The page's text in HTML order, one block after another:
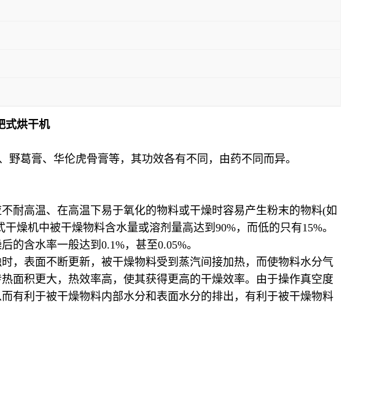
式烘干机
葛膏、华伦虎骨膏等，其功效各有不同，由药不同而异。
耐高温、在高温下易于氧化的物料或干燥时容易产生粉末的物料(如
燥机中被干燥物料含水量或溶剂量高达到90%，而低的只有15%。
含水率一般达到0.1%，甚至0.05%。
，表面不断更新，被干燥物料受到蒸汽间接加热，而使物料水分气
面积更大，热效率高，使其获得更高的干燥效率。由于操作真空度
有利于被干燥物料内部水分和表面水分的排出，有利于被干燥物料